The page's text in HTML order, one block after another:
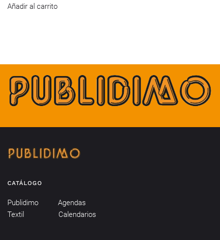
Añadir al carrito
CATÁLOGO
Publidimo
Agendas
Textil
Calendarios